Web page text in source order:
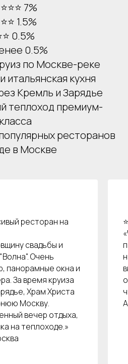
7%
1.5%
0.5%
0.5%
по Москве-реке
итальянская кухня
Кремль и Зарядье
теплоход премиум-
класса
ресторанов
в Москве
ресторан на
свадьбы и
Очень
панорамные окна и
За время круиза
Храм Христа
Москву.
вечер отдыха,
на теплоходе.»
Покровский бульвар,
8с2А, Москва, 109028
+7 (499) 376 86-96
+7 (499) 992 99-89
О компании
VK